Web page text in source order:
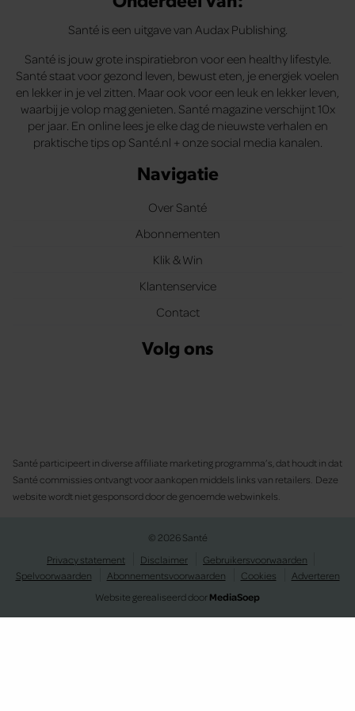
Santé is een uitgave van Audax Publishing.
Santé is jouw grote inspiratiebron voor een healthy lifestyle.
Santé staat voor gezond leven, bewust eten, je energiek voelen
en lekker in je vel zitten. Maar ook voor een leuk en lekker leven,
waarbij je volop mag genieten. Santé magazine verschijnt 10x
per jaar. En online lees je elke dag de nieuwste verhalen en
praktische tips op Santé.nl + onze social media kanalen.
Navigatie
Over Santé
Abonnementen
Klik & Win
Klantenservice
Contact
Volg ons
Santé participeert in diverse affiliate marketing programma’s, dat houdt in dat
Santé commissies ontvangt voor aankopen middels links van retailers. Deze
website wordt niet gesponsord door de genoemde webwinkels.
© 2026 Santé
Privacy statement
Disclaimer
Gebruikersvoorwaarden
Spelvoorwaarden
Abonnementsvoorwaarden Cookies
Adverteren
Website gerealiseerd doorMediaSoep